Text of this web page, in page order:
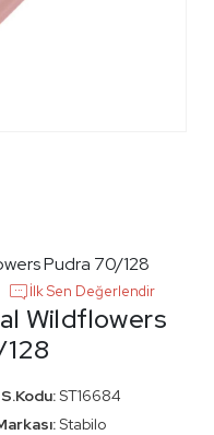
Wildflowers
Pudra 70/128
İlk Sen Değerlendir
S.Kodu:ST16684
Stabilo